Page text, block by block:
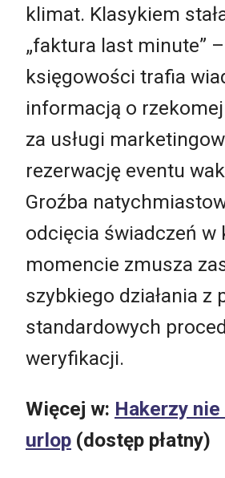
klimat. Klasykiem
„faktura last minute”
księgowości trafia
informacją o rzekomej
za usługi
rezerwację eventu
Groźba
odcięcia świadczeń w
momencie zmusza
szybkiego działania z
standardowych
weryfikacji.
Więcej w: Hakerzy nie
urlop (dostęp płatny)